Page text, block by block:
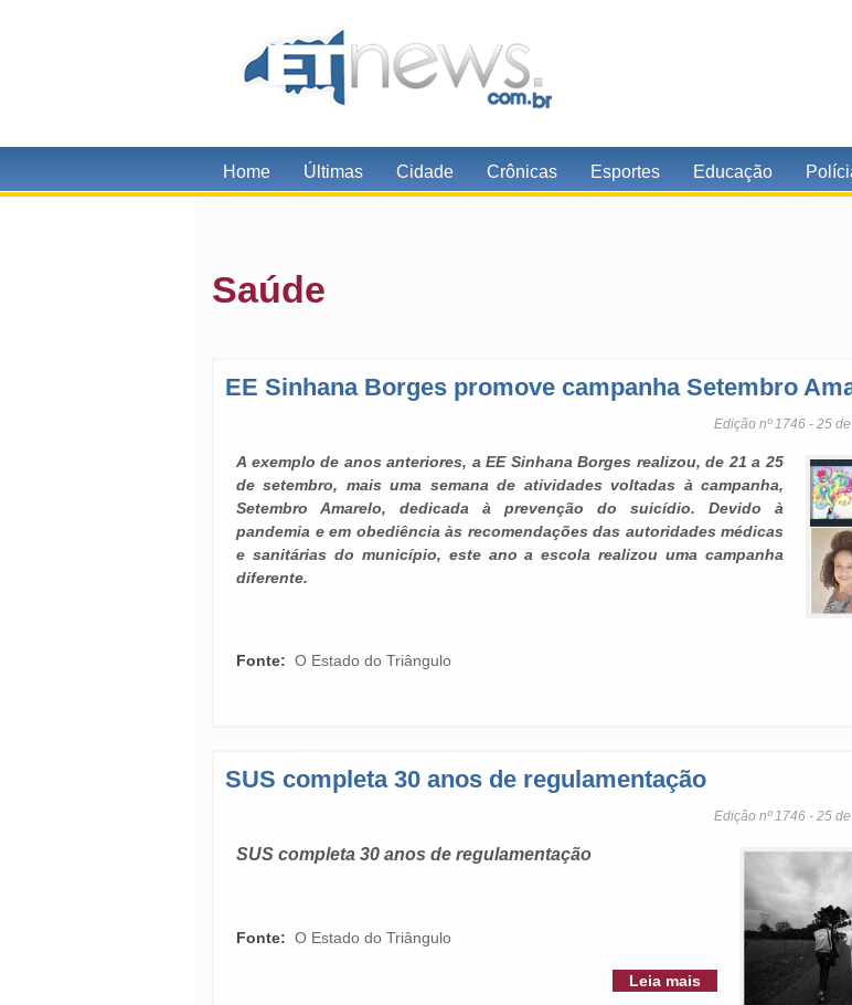
Home Últimas Cidade Crônicas Esportes Educação
Saúde
EE Sinhana Borges promove campanha Setembro
Edição nº 1746 - 25
A exemplo de anos anteriores, a EE Sinhana Borges realizou, de 21 a 25
de setembro, mais uma semana de atividades voltadas à campanha,
Setembro Amarelo, dedicada à prevenção do suicídio. Devido à
pandemia e em obediência às recomendações das autoridades médicas
e sanitárias do município, este ano a escola realizou uma campanha
diferente.
Fonte: O Estado do Triângulo
SUS completa 30 anos de regulamentação
Edição nº 1746 - 25
SUS completa 30 anos de regulamentação
Fonte: O Estado do Triângulo
Leia mais